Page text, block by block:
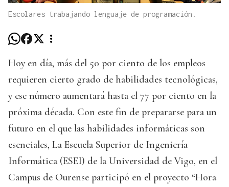
Escolares trabajando lenguaje de programación.
Hoy en día, más del 50 por ciento de los empleos
requieren cierto grado de habilidades tecnológicas,
y ese número aumentará hasta el 77 por ciento en la
próxima década. Con este fin de prepararse para un
futuro en el que las habilidades informáticas son
esenciales, La Escuela Superior de Ingeniería
Informática (ESEI) de la Universidad de Vigo, en el
Campus de Ourense participó en el proyecto “Hora